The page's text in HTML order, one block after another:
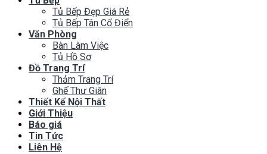
Tủ Bếp Đẹp Giá Rẻ
Tủ Bếp Tân Cổ Điển
Văn Phòng
Bàn Làm Việc
Tủ Hồ Sơ
Đồ Trang Trí
Thảm Trang Trí
Ghế Thư Giãn
Thiết Kế Nội Thất
Giới Thiệu
Báo giá
Tin Tức
Liên Hệ